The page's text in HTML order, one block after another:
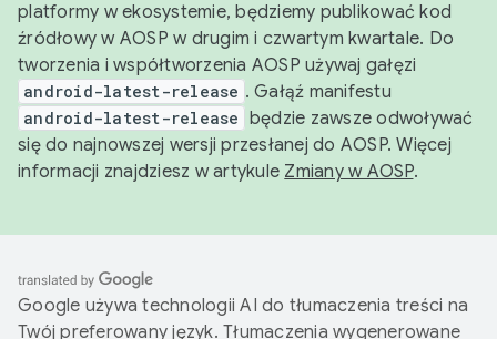
platformy w ekosystemie, będziemy publikować kod
źródłowy w AOSP w drugim i czwartym kwartale. Do
tworzenia i współtworzenia AOSP używaj gałęzi
android-latest-release . Gałąź manifestu
android-latest-release będzie zawsze odwoływać
się do najnowszej wersji przesłanej do AOSP. Więcej
informacji znajdziesz w artykule Zmiany w AOSP.
Google używa technologii AI do tłumaczenia treści na
Twój preferowany język. Tłumaczenia wygenerowane